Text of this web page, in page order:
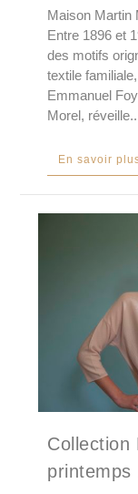
Maison Martin
Entre 1896 et
des motifs
textile
Emmanuel
Morel,
En savoir
Collection
printemps